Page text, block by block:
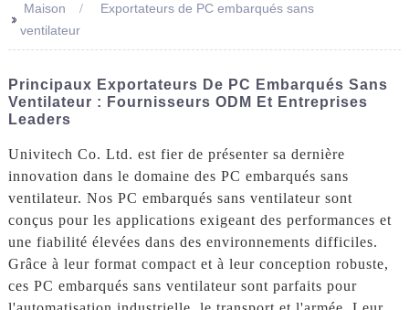
>>
Maison
Exportateurs de PC embarqués sans
ventilateur
Principaux Exportateurs De PC Embarqués Sans
Ventilateur : Fournisseurs ODM Et Entreprises
Leaders
Univitech Co. Ltd. est fier de présenter sa dernière
innovation dans le domaine des PC embarqués sans
ventilateur. Nos PC embarqués sans ventilateur sont
conçus pour les applications exigeant des performances et
une fiabilité élevées dans des environnements difficiles.
Grâce à leur format compact et à leur conception robuste,
ces PC embarqués sans ventilateur sont parfaits pour